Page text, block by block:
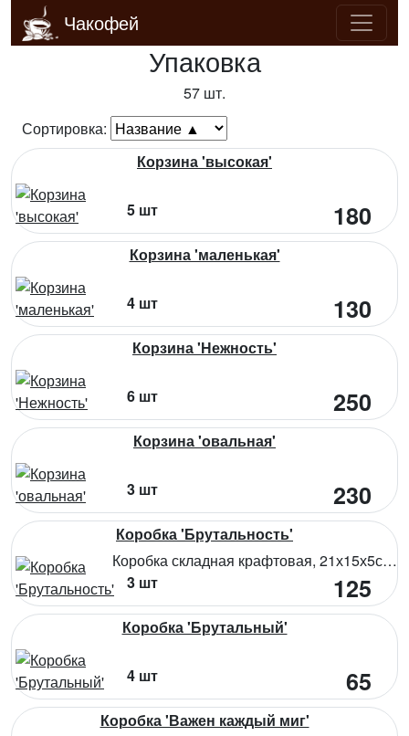
Чакофей
Упаковка
57 шт.
Сортировка:
Корзина 'высокая'
5 шт 180
Корзина 'маленькая'
4 шт 130
Корзина 'Нежность'
6 шт 250
Корзина 'овальная'
3 шт 230
Коробка 'Брутальность'
Коробка складная крафтовая, 21х15х5см. Состав: микрогофрокартон
3 шт
125
Коробка 'Брутальный'
4 шт 65
Коробка 'Важен каждый миг'